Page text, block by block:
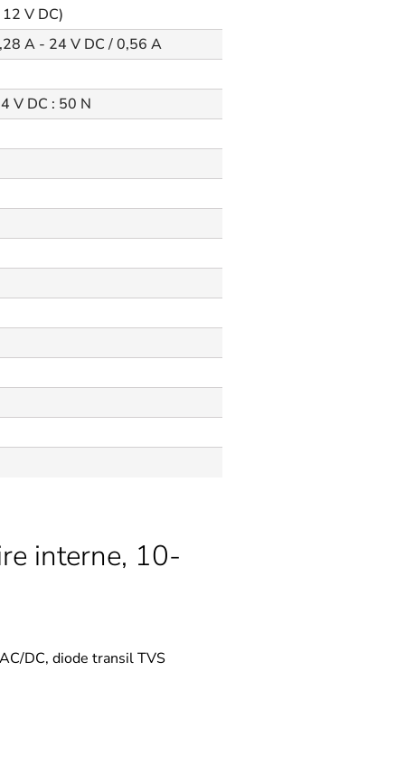
V DC)
A - 24 V DC / 0,56 A
V DC : 50 N
interne, 10-
DC, diode transil TVS